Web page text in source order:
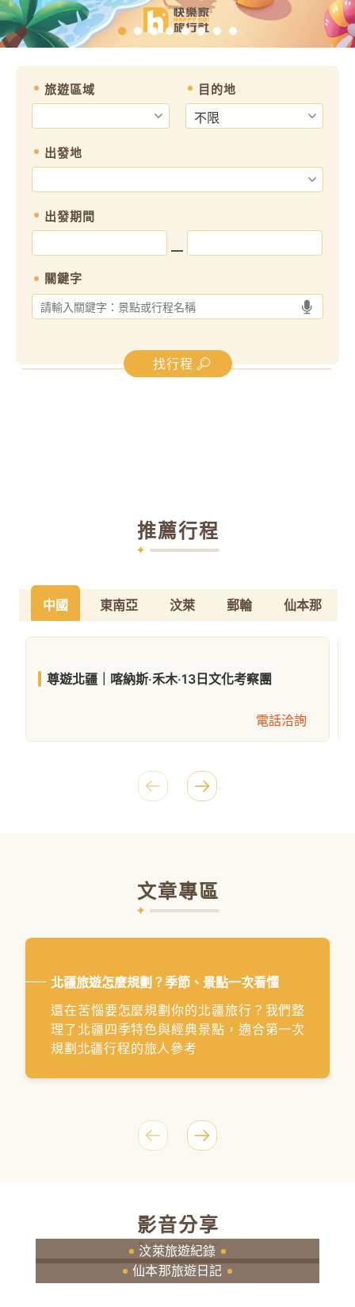
旅遊區域 目的地
出發地
出發期間
找行程
推薦行程
中國 東南亞 汶萊 郵輪 仙本那
尊遊北疆｜喀納斯‧禾木‧13日文化考察團
電話洽詢
文章專區
北疆旅遊怎麼規劃？季節、景點一次看懂
還在苦惱要怎麼規劃你的北疆旅行？我們整
理了北疆四季特色與經典景點，適合第一次
規劃北疆行程的旅人參考
影音分享
汶萊旅遊紀錄
仙本那旅遊日記